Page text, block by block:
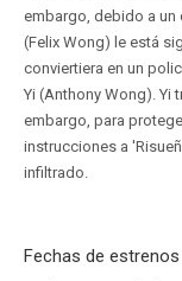
embargo, debido a un
(Felix Wong) le está
conviertiera en un
Yi (Anthony Wong). Yi
embargo, para
instrucciones a
infiltrado.
Fechas de estrenos